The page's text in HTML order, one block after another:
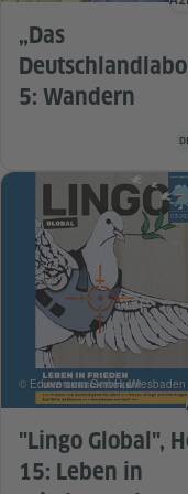
„Das
5: Wandern
"Lingo Global",
15: Leben in
© Eduversum GmbH, Wiesbaden